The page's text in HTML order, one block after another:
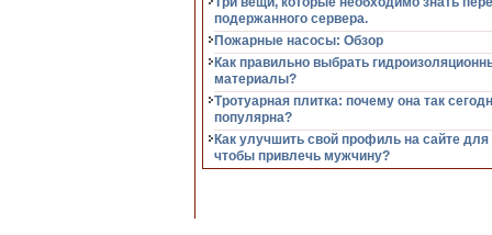
подержанного сервера.
Пожарные насосы: Обзор
Как правильно выбрать
материалы?
Тротуарная плитка: почему она так
популярна?
Как улучшить свой профиль на сайте для
чтобы привлечь мужчину?